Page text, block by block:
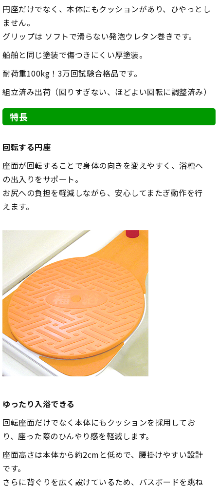
円座だけでなく、本体にもクッションがあり、ひやっとし
ません。
グリップは ソフトで滑らない発泡ウレタン巻きです。
船舶と同じ塗装で傷つきにくい厚塗装。
耐荷重100kg！3万回試験合格品です。
組立済み出荷（回りすぎない、ほどよい回転に調整済み）
特長
回転する円座
座面が回転することで身体の向きを変えやすく、浴槽へ
の出入りをサポート。
お尻への負担を軽減しながら、安心してまたぎ動作を行
えます。
ゆったり入浴できる
回転座面だけでなく本体にもクッションを採用してお
り、座った際のひんやり感を軽減します。
座面高さは本体から約2cmと低めで、腰掛けやすい設計
です。
さらに背ぐりを広く設けているため、バスボードを跳ね